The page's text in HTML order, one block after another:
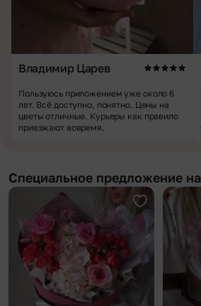
Владимир Царев
Пользуюсь приложением уже около 6
лет. Всё доступно, понятно. Цены на
цветы отличные. Курьеры как правило
приезжают вовремя.
Специальное предложение
Добавить в